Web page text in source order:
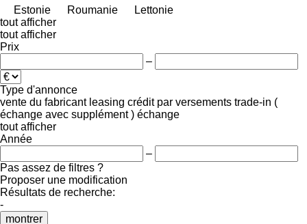
Estonie
Roumanie
Lettonie
tout afficher
tout afficher
Prix
–
Type d'annonce
vente du fabricant leasing crédit par versements trade-in (
échange avec supplément ) échange
tout afficher
Année
–
Pas assez de filtres ?
Proposer une modification
Résultats de recherche:
-
montrer